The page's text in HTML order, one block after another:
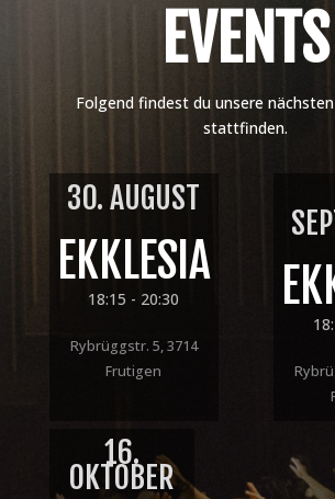
EVENTS
Folgend findest du unsere
stattfinden.
30. AUGUST
EKKLESIA
18:15 - 20:30
Rybrüggstr. 5, 3714
Frutigen
16.
OKTOBER